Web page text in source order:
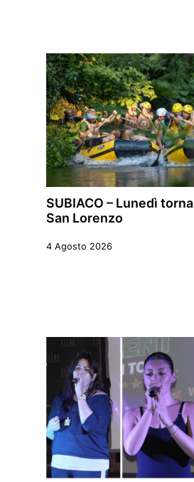
SUBIACO – Lunedì
San Lorenzo
4 Agosto 2026